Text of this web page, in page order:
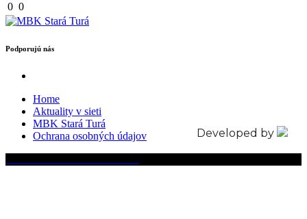
0 0
Podporujú nás
Home
Aktuality v sieti
MBK Stará Turá
Ochrana osobných údajov
Developed by